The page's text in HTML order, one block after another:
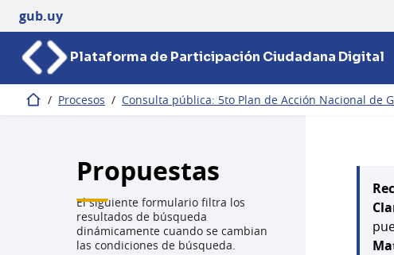
gub.uy
Plataforma de Participación Ciudadana Digital
Inicio / Procesos / Consulta pública: 5to Plan de Acción Nacional de
Propuestas
El siguiente formulario filtra los
resultados de búsqueda
dinámicamente cuando se cambian
las condiciones de búsqueda.